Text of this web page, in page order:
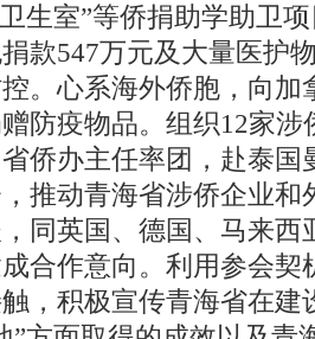
生室”等侨捐助学助卫
款547万元及大量医护
。心系海外侨胞，向加
防疫物品。组织12家涉
侨办主任率团，赴泰国
推动青海省涉侨企业和
同英国、德国、马来西
合作意向。利用参会契
，积极宣传青海省在建